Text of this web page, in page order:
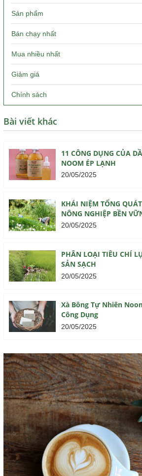
Sản phẩm
Bán chạy nhất
Mua nhiều nhất
Giảm giá
Chính sách
Bài viết khác
11 CÔNG DỤNG CỦA
NOOM ÉP LẠNH
20/05/2025
KHÁI NIỆM TỔNG
NÔNG NGHIỆP BỀN
20/05/2025
PHÂN LOẠI TIÊU CHÍ
SẢN SẠCH
20/05/2025
Xà Bông Tự Nhiên
Công Dụng
20/05/2025